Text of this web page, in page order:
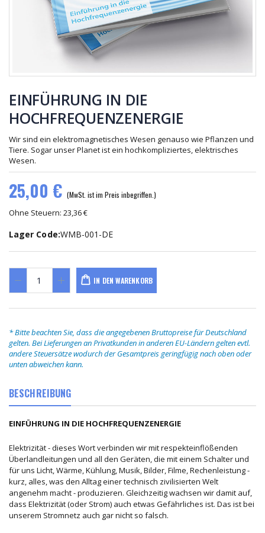
EINFÜHRUNG IN DIE
HOCHFREQUENZENERGIE
Wir sind ein elektromagnetisches Wesen genauso wie Pflanzen und
Tiere. Sogar unser Planet ist ein hochkompliziertes, elektrisches
Wesen.
25,00 € (MwSt. ist im Preis inbegriffen.)
Ohne Steuern: 23,36 €
Lager Code:WMB-001-DE
IN DEN WARENKORB
* Bitte beachten Sie, dass die angegebenen Bruttopreise für Deutschland
gelten. Bei Lieferungen an Privatkunden in anderen EU-Ländern gelten evtl.
andere Steuersätze wodurch der Gesamtpreis geringfügig nach oben oder
unten abweichen kann.
BESCHREIBUNG
EINFÜHRUNG IN DIE HOCHFREQUENZENERGIE
Elektrizität - dieses Wort verbinden wir mit respekteinflößenden
Überlandleitungen und all den Geräten, die mit einem Schalter und
für uns Licht, Wärme, Kühlung, Musik, Bilder, Filme, Rechenleistung -
kurz, alles, was den Alltag einer technisch zivilisierten Welt
angenehm macht - produzieren. Gleichzeitig wachsen wir damit auf,
dass Elektrizität (oder Strom) auch etwas Gefährliches ist. Das ist bei
unserem Stromnetz auch gar nicht so falsch.
45,00 €
Standfuß
Hochfrequenz-
89,25 €
Netzteil für
den Tesla
Oszillator
41,65 €
40,00 €
für Tesla
zeigen
27,00 €